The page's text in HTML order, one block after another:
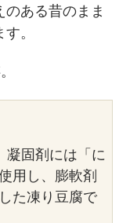
のある昔のまま
。
凝固剤には「に
用し、膨軟剤
た凍り豆腐で